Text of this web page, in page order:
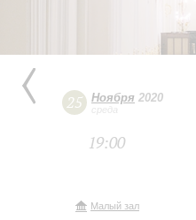
25 Ноября 2020
среда
19:00
Малый зал